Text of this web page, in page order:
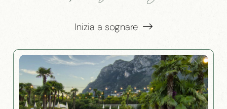
Inizia a sognare